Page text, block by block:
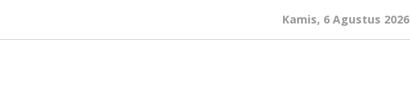
Kamis, 6 Agustus 2026